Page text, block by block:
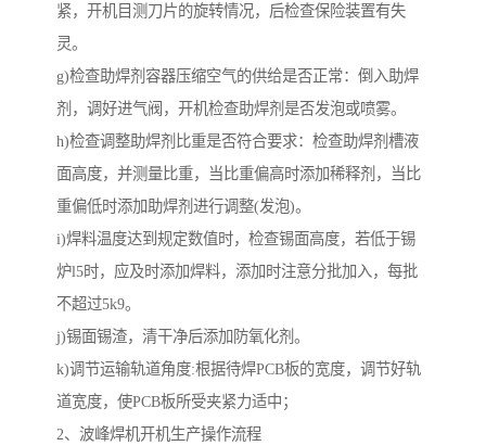
紧，开机目测刀片的旋转情况，后检查保险装置有失
灵。
g)检查助焊剂容器压缩空气的供给是否正常：倒入助焊
剂，调好进气阀，开机检查助焊剂是否发泡或喷雾。
h)检查调整助焊剂比重是否符合要求：检查助焊剂槽液
面高度，并测量比重，当比重偏高时添加稀释剂，当比
重偏低时添加助焊剂进行调整(发泡)。
i)焊料温度达到规定数值时，检查锡面高度，若低于锡
炉l5时，应及时添加焊料，添加时注意分批加入，每批
不超过5k9。
j)锡面锡渣，清干净后添加防氧化剂。
k)调节运输轨道角度:根据待焊PCB板的宽度，调节好轨
道宽度，使PCB板所受夹紧力适中；
2、波峰焊机开机生产操作流程